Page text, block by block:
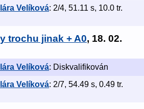
Velíková: 2/4, 51.11 s, 10.0 tr.
trochu jinak + A0, 18. 02.
Velíková: Diskvalifikován
Velíková: 2/7, 54.49 s, 0.49 tr.